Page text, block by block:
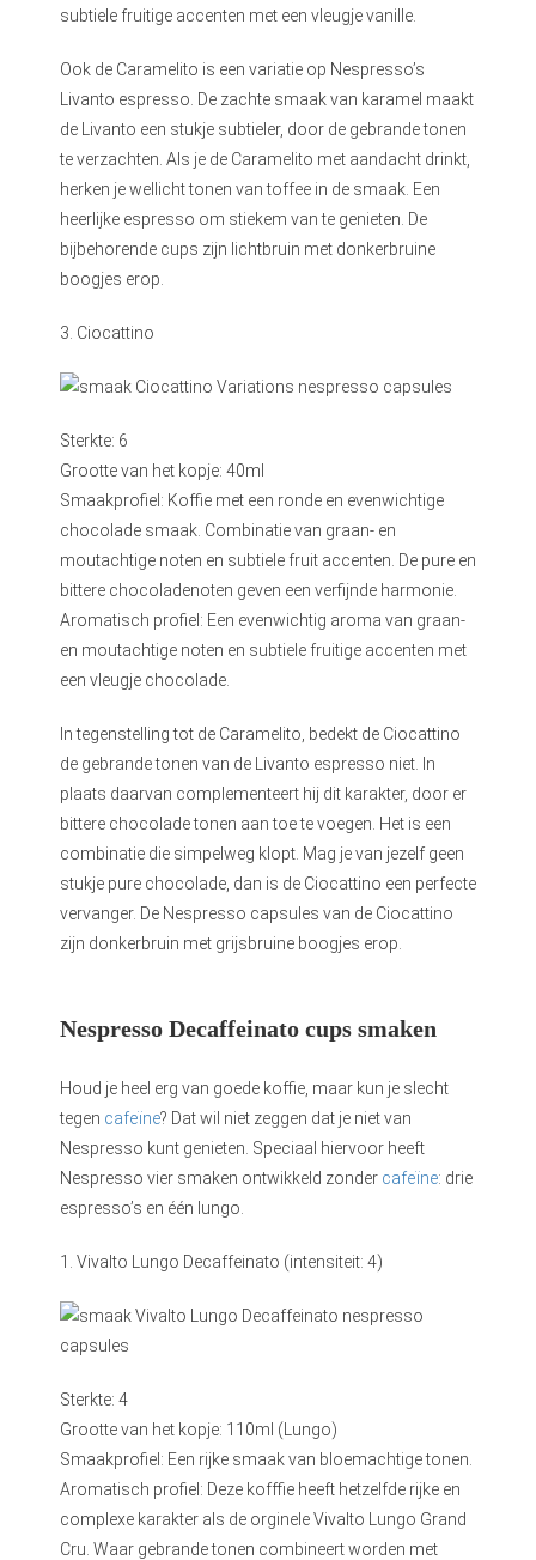
subtiele fruitige accenten met een vleugje vanille.
Ook de Caramelito is een variatie op Nespresso’s
Livanto espresso. De zachte smaak van karamel maakt
de Livanto een stukje subtieler, door de gebrande tonen
te verzachten. Als je de Caramelito met aandacht drinkt,
herken je wellicht tonen van toffee in de smaak. Een
heerlijke espresso om stiekem van te genieten. De
bijbehorende cups zijn lichtbruin met donkerbruine
boogjes erop.
3. Ciocattino
Sterkte: 6
Grootte van het kopje: 40ml
Smaakprofiel: Koffie met een ronde en evenwichtige
chocolade smaak. Combinatie van graan- en
moutachtige noten en subtiele fruit accenten. De pure en
bittere chocoladenoten geven een verfijnde harmonie.
Aromatisch profiel: Een evenwichtig aroma van graan-
en moutachtige noten en subtiele fruitige accenten met
een vleugje chocolade.
In tegenstelling tot de Caramelito, bedekt de Ciocattino
de gebrande tonen van de Livanto espresso niet. In
plaats daarvan complementeert hij dit karakter, door er
bittere chocolade tonen aan toe te voegen. Het is een
combinatie die simpelweg klopt. Mag je van jezelf geen
stukje pure chocolade, dan is de Ciocattino een perfecte
vervanger. De Nespresso capsules van de Ciocattino
zijn donkerbruin met grijsbruine boogjes erop.
Nespresso Decaffeinato cups smaken
Houd je heel erg van goede koffie, maar kun je slecht
tegen cafeïne? Dat wil niet zeggen dat je niet van
Nespresso kunt genieten. Speciaal hiervoor heeft
Nespresso vier smaken ontwikkeld zonder cafeïne: drie
espresso’s en één lungo.
1. Vivalto Lungo Decaffeinato (intensiteit: 4)
Sterkte: 4
Grootte van het kopje: 110ml (Lungo)
Smaakprofiel: Een rijke smaak van bloemachtige tonen.
Aromatisch profiel: Deze kofffie heeft hetzelfde rijke en
complexe karakter als de orginele Vivalto Lungo Grand
Cru. Waar gebrande tonen combineert worden met